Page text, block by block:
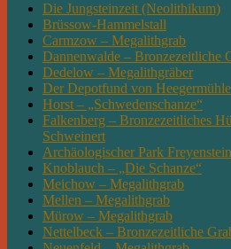
Die Jungsteinzeit (Neolithikum)
Brüssow-Hammelstall
Carmzow – Megalithgrab
Dannenwalde – Bronzezeitliche
Dedelow – Megalithgräber
Der Depotfund von
Horst – „Schwedenschanze“
Falkenberg – Bronzezeitliches
Schweinert
Archäologischer Park Freyenstein
Knoblauch – „Die Schanze“
Meichow – Megalithgrab
Mellen – Megalithgrab
Mürow – Megalithgrab
Nettelbeck – Bronzezeitliche